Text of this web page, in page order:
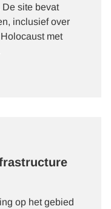
site bevat
inclusief over
met
op het gebied